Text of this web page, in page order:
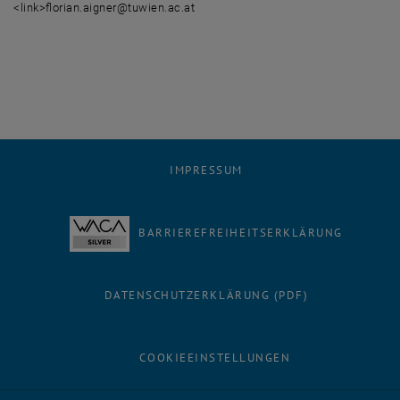
<link>florian.aigner@tuwien.ac.at
IMPRESSUM
BARRIEREFREIHEITSERKLÄRUNG
DATENSCHUTZERKLÄRUNG (PDF)
COOKIEEINSTELLUNGEN